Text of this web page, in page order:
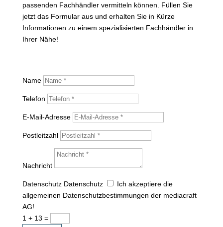
passenden Fachhändler vermitteln können. Füllen Sie
jetzt das Formular aus und erhalten Sie in Kürze
Informationen zu einem spezialisierten Fachhändler in
Ihrer Nähe!
Name
Telefon
E-Mail-Adresse
Postleitzahl
Nachricht
Datenschutz Datenschutz
Ich akzeptiere die
allgemeinen Datenschutzbestimmungen der mediacraft
AG!
1 + 13 =